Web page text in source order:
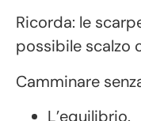
Ricorda: le
possibile scalzo
Camminare
L’equilibrio.